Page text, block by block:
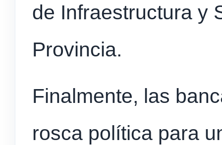
de Infraestructura y
Provincia.
Finalmente, las
rosca política para